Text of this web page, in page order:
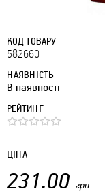
КОД ТОВАРУ
582660
НАЯВНІСТЬ
В наявності
РЕЙТИНГ
ЦІНА
231.00 грн.